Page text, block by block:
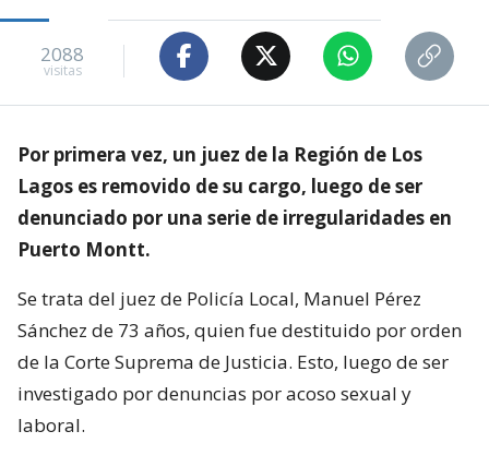
2088
visitas
Por primera vez, un juez de la Región de Los
Lagos es removido de su cargo, luego de ser
denunciado por una serie de irregularidades en
Puerto Montt.
Se trata del juez de Policía Local, Manuel Pérez
Sánchez de 73 años, quien fue destituido por orden
de la Corte Suprema de Justicia. Esto, luego de ser
investigado por denuncias por acoso sexual y
laboral.